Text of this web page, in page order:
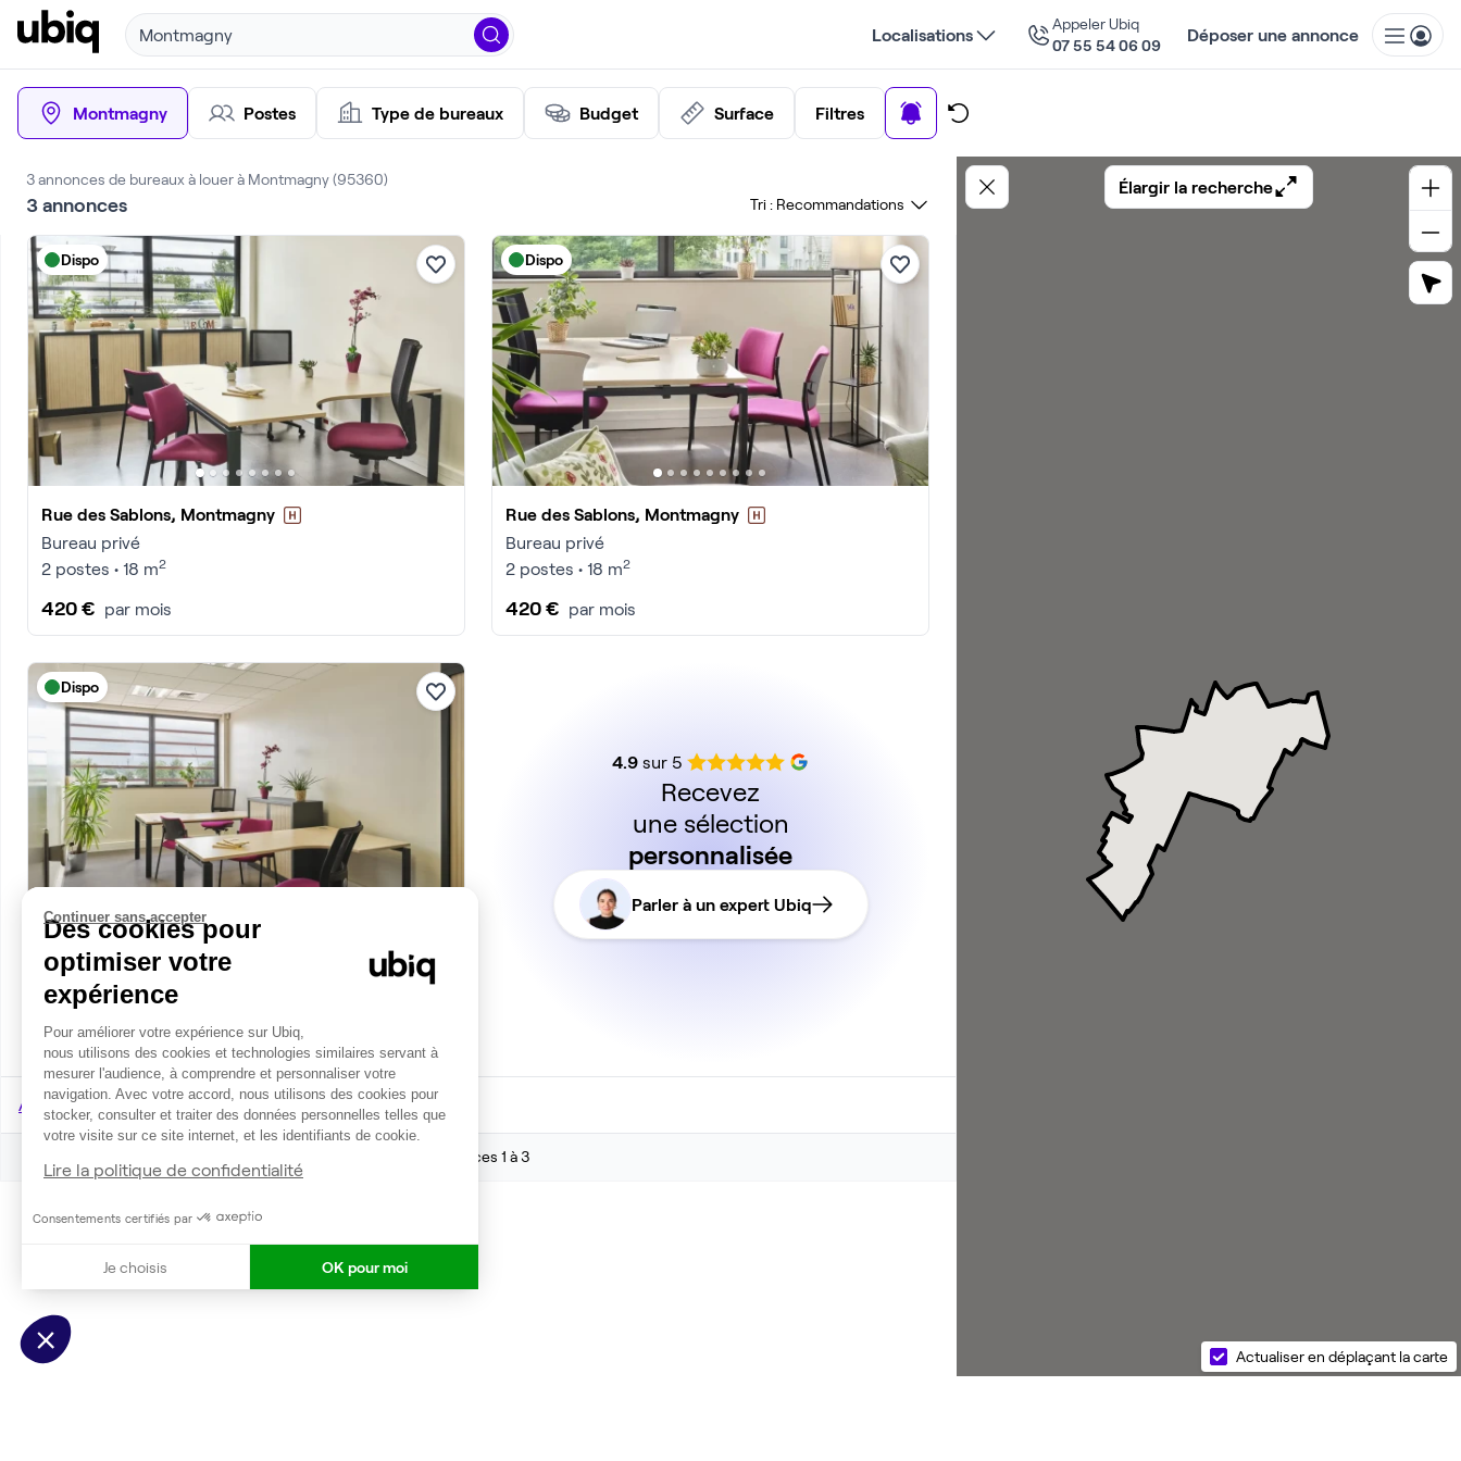
Montmagny Localisations
Appeler Ubiq
07 55 54 06 09
Déposer une annonce
Montmagny Postes Type de bureaux Budget Surface Filtres
3 annonces de bureaux à louer à Montmagny (95360)
3annonces Tri :
Dispo
Rue des Sablons, Montmagny
Bureau privé
2 postes • 18 m2
420 € par mois
Dispo
Rue des Sablons, Montmagny
Bureau privé
2 postes • 18 m2
420 € par mois
Dispo
Rue des Sablons, Montmagny
Bureau privé
2 postes • 18 m2
420 € par mois
4.9 sur 5
Recevez
une sélection
personnalisée
Parler à un expert Ubiq
Accueil Location bureaux Montmagny
Annonces 1 à 3
Actualiser en déplaçant la carte
Élargir la recherche
Continuer sans accepter
Des cookies pour
optimiser votre
expérience
Pour améliorer votre expérience sur Ubiq,
nous utilisons des cookies et technologies similaires servant à
mesurer l'audience, à comprendre et personnaliser votre
navigation. Avec votre accord, nous utilisons des cookies pour
stocker, consulter et traiter des données personnelles telles que
votre visite sur ce site internet, et les identifiants de cookie.
Lire la politique de confidentialité
Consentements certifiés par
Je choisis
OK pour moi
Plateforme de Gestion du Consentement : Personnalisez vos Options
Notre plateforme vous permet d'adapter et de gérer vos paramètres de confidentialité, en garantissant la conformité avec les réglementations. Personnalisez vos préférences pour